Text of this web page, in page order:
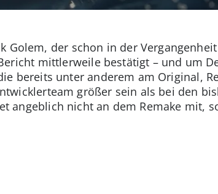
Golem, der schon in der
mittlerweile bestätigt – und um
bereits unter anderem am Original,
größer sein als bei den
angeblich nicht an dem Remake mit,